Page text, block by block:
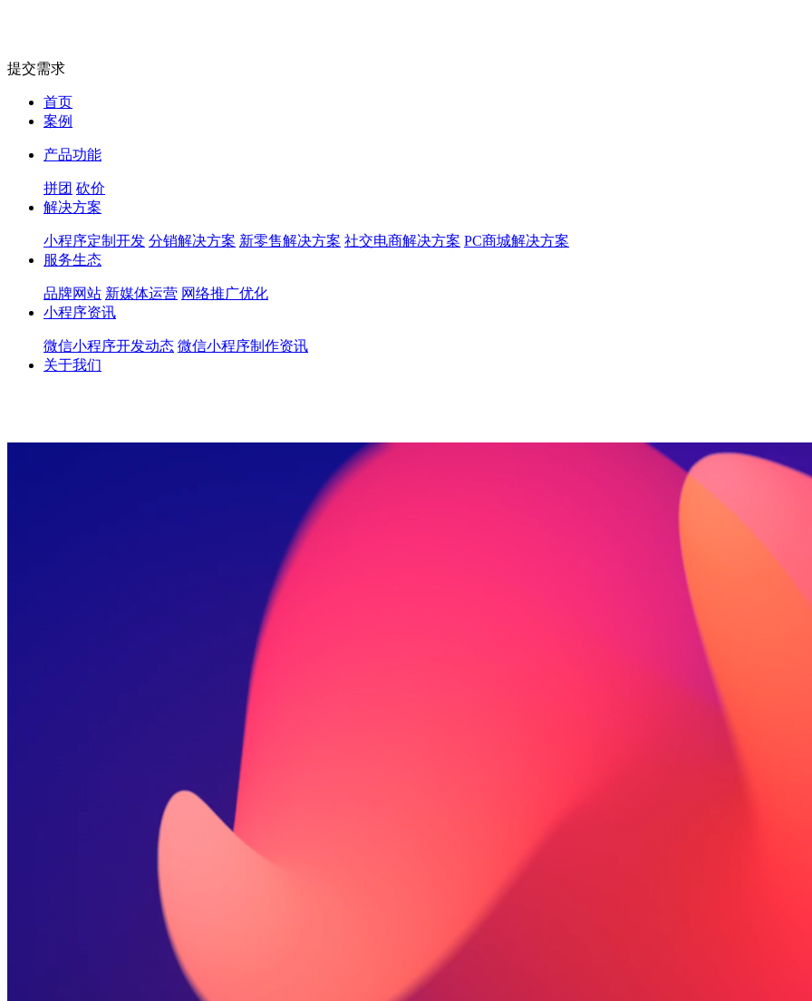
提交需求
首页
案例
产品功能
拼团 砍价
解决方案
小程序定制开发 分销解决方案 新零售解决方案 社交电商解决方案 PC商城解决方案
服务生态
品牌网站 新媒体运营 网络推广优化
小程序资讯
微信小程序开发动态 微信小程序制作资讯
关于我们